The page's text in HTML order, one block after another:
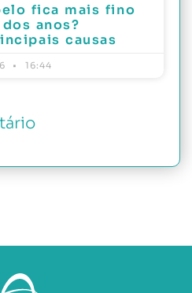
fica mais fino
anos?
causas
16:44